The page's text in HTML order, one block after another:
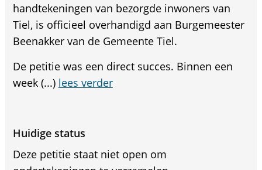
handtekeningen van bezorgde inwoners van
Tiel, is officieel overhandigd aan Burgemeester
Beenakker van de Gemeente Tiel.
De petitie was een direct succes. Binnen een
week (...) lees verder
Huidige status
Deze petitie staat niet open om